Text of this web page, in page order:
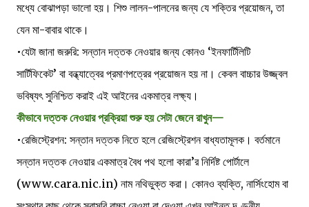
মধ্যে বোঝাপড়া ভালো হয়। শিশু লালন-পালনের জন্য যে শক্তির প্রয়োজন, তা
যেন মা-বাবার থাকে।
•যেটা জানা জরুরি: সন্তান দত্তক নেওয়ার জন্য কোনও ‘ইনফার্টিলিটি
সার্টিফিকেট’ বা বন্ধ্যাত্বের প্রমাণপত্রের প্রয়োজন হয় না। কেবল বাচ্চার উজ্জ্বল
ভবিষ্যৎ সুনিশ্চিত করাই এই আইনের একমাত্র লক্ষ্য।
কীভাবে দত্তক নেওয়ার প্রক্রিয়া শুরু হয় সেটা জেনে রাখুন—
•রেজিস্ট্রেশন: সন্তান দত্তক নিতে হলে রেজিস্ট্রেশন বাধ্যতামূলক। বর্তমানে
সন্তান দত্তক নেওয়ার একমাত্র বৈধ পথ হলো কারা’র নির্দিষ্ট পোর্টালে
(www.cara.nic.in) নাম নথিভুক্ত করা। কোনও ব্যক্তি, নার্সিংহোম বা